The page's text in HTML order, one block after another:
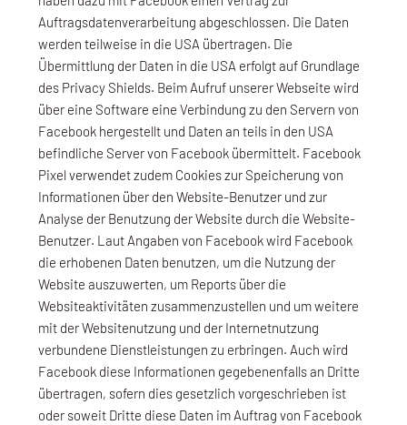
Auftragsdatenverarbeitung abgeschlossen. Die Daten
werden teilweise in die USA übertragen. Die
Übermittlung der Daten in die USA erfolgt auf Grundlage
des Privacy Shields. Beim Aufruf unserer Webseite wird
über eine Software eine Verbindung zu den Servern von
Facebook hergestellt und Daten an teils in den USA
befindliche Server von Facebook übermittelt. Facebook
Pixel verwendet zudem Cookies zur Speicherung von
Informationen über den Website-Benutzer und zur
Analyse der Benutzung der Website durch die Website-
Benutzer. Laut Angaben von Facebook wird Facebook
die erhobenen Daten benutzen, um die Nutzung der
Website auszuwerten, um Reports über die
Websiteaktivitäten zusammenzustellen und um weitere
mit der Websitenutzung und der Internetnutzung
verbundene Dienstleistungen zu erbringen. Auch wird
Facebook diese Informationen gegebenenfalls an Dritte
übertragen, sofern dies gesetzlich vorgeschrieben ist
oder soweit Dritte diese Daten im Auftrag von Facebook